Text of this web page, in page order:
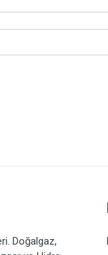
Doğalgaz,